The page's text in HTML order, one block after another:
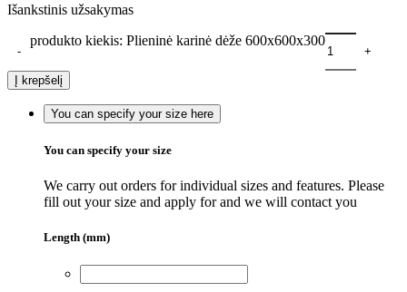
Išankstinis užsakymas
produkto kiekis: Plieninė karinė dėže 600х600х300
Į krepšelį
You can specify your size here
You can specify your size
We carry out orders for individual sizes and features. Please
fill out your size and apply for and we will contact you
Length (mm)